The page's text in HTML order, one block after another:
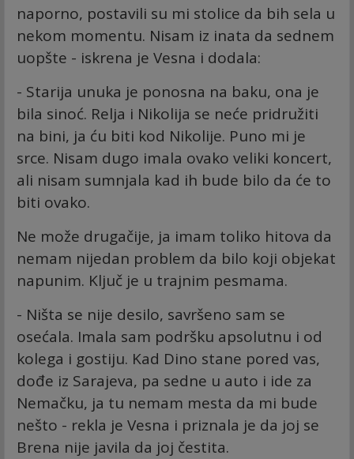
naporno, postavili su mi stolice da bih sela u
nekom momentu. Nisam iz inata da sednem
uopšte - iskrena je Vesna i dodala:
- Starija unuka je ponosna na baku, ona je
bila sinoć. Relja i Nikolija se neće pridružiti
na bini, ja ću biti kod Nikolije. Puno mi je
srce. Nisam dugo imala ovako veliki koncert,
ali nisam sumnjala kad ih bude bilo da će to
biti ovako.
Ne može drugačije, ja imam toliko hitova da
nemam nijedan problem da bilo koji objekat
napunim. Ključ je u trajnim pesmama.
- Ništa se nije desilo, savršeno sam se
osećala. Imala sam podršku apsolutnu i od
kolega i gostiju. Kad Dino stane pored vas,
dođe iz Sarajeva, pa sedne u auto i ide za
Nemačku, ja tu nemam mesta da mi bude
nešto - rekla je Vesna i priznala je da joj se
Brena nije javila da joj čestita.